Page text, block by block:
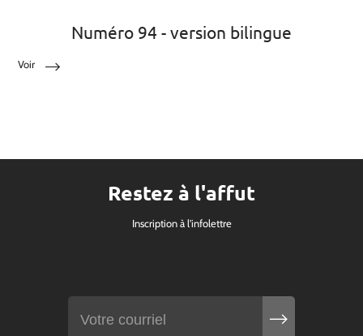
Numéro 94 - version bilingue
Voir
Restez à l'affut
Inscription à l'infolettre